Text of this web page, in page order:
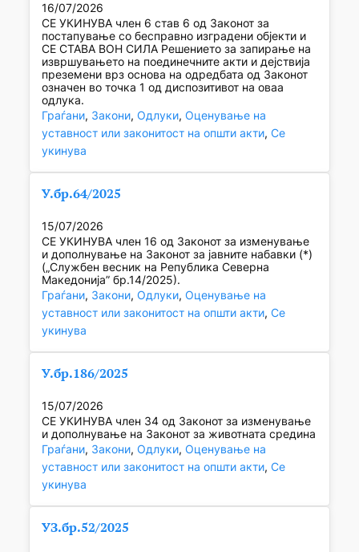
16/07/2026
СЕ УКИНУВА член 6 став 6 од Законот за
постапување со бесправно изградени објекти и
СЕ СТАВА ВОН СИЛА Решението за запирање на
извршувањето на поединечните акти и дејствија
преземени врз основа на одредбата од Законот
означен во точка 1 од диспозитивот на оваа
одлука.
Граѓани, Закони, Одлуки, Оценување на
уставност или законитост на општи акти, Се
укинува
У.бр.64/2025
15/07/2026
СЕ УКИНУВА член 16 од Законот за изменување
и дополнување на Законот за јавните набавки (*)
(„Службен весник на Република Северна
Македонија” бр.14/2025).
Граѓани, Закони, Одлуки, Оценување на
уставност или законитост на општи акти, Се
укинува
У.бр.186/2025
15/07/2026
СЕ УКИНУВА член 34 од Законот за изменување
и дополнување на Законот за животната средина
Граѓани, Закони, Одлуки, Оценување на
уставност или законитост на општи акти, Се
укинува
УЗ.бр.52/2025